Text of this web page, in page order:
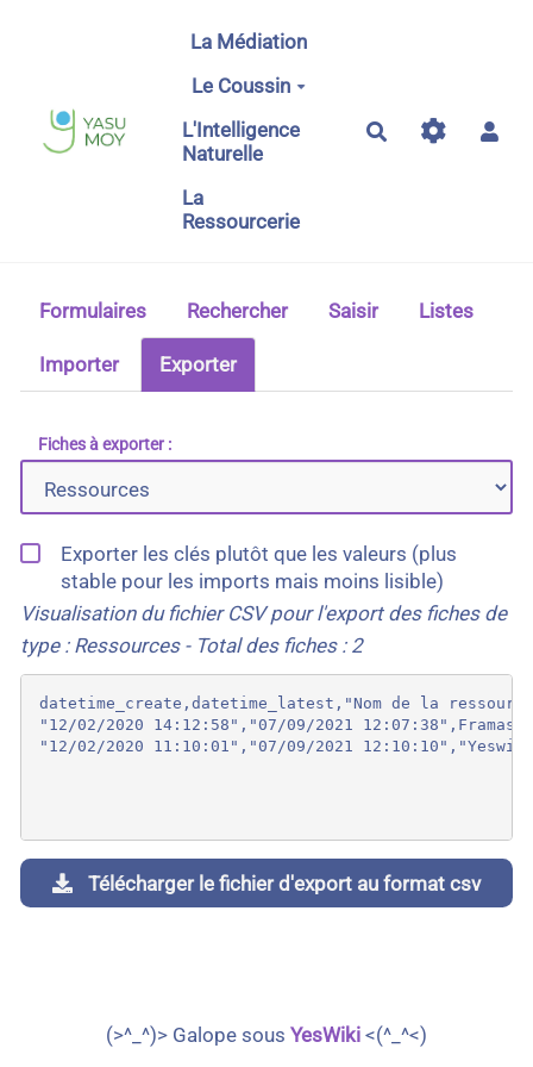
Aller au contenu principal
La Médiation
Le Coussin
L'Intelligence
Naturelle
La
Ressourcerie
Rechercher
Formulaires Rechercher Saisir Listes
Importer Exporter
Fiches à exporter :
Exporter les clés plutôt que les valeurs (plus
stable pour les imports mais moins lisible)
Visualisation du fichier CSV pour l'export des fiches de
type : Ressources - Total des fiches : 2
datetime_create,datetime_latest,"Nom de la
"12/02/2020 14:12:58","07/09/2021
Télécharger le fichier d'export au format csv
(>^_^)> Galope sous YesWiki <(^_^<)